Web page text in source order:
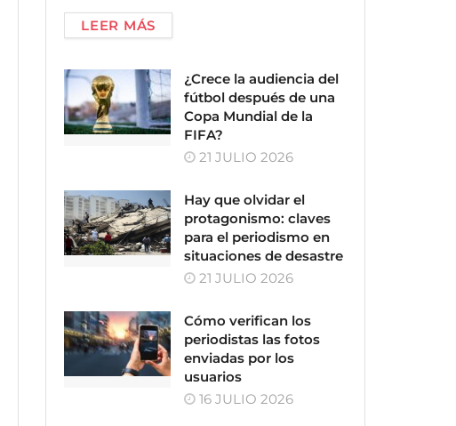
LEER MÁS
¿Crece la audiencia del
fútbol después de una
Copa Mundial de la
FIFA?
21 JULIO 2026
Hay que olvidar el
protagonismo: claves
para el periodismo en
situaciones de desastre
21 JULIO 2026
Cómo verifican los
periodistas las fotos
enviadas por los
usuarios
16 JULIO 2026